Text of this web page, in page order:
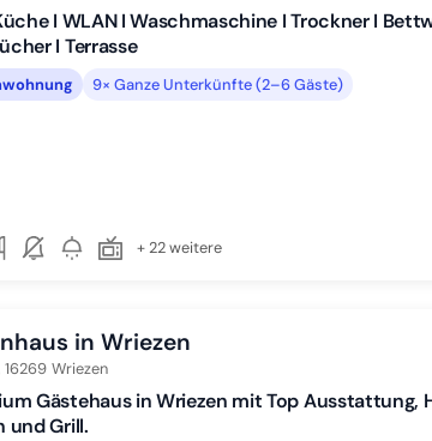
I WLAN I Waschmaschine I Trockner I
I Terrasse
9× Ganze Unterkünfte (2–6 Gäste)
+ 22 weitere
in Wriezen
16269 Wriezen
Gästehaus in Wriezen mit Top Ausstattung,
und Grill.